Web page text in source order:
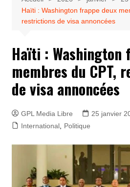
Haïti : Washington frappe deux
restrictions de visa annoncées
Haïti : Washington
membres du CPT,
de visa annoncées
GPL Media Libre 25 janvier
International, Politique